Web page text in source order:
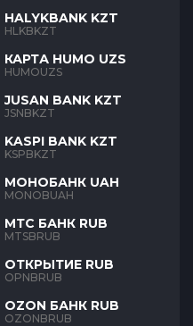
HALYKBANK KZT
HLKBKZT
КАРТА HUMO UZS
HUMOUZS
JUSAN BANK KZT
JSNBKZT
KASPI BANK KZT
KSPBKZT
МОНОБАНК UAH
MONOBUAH
МТС БАНК RUB
MTSBRUB
ОТКРЫТИЕ RUB
OPNBRUB
OZON БАНК RUB
OZONBRUB